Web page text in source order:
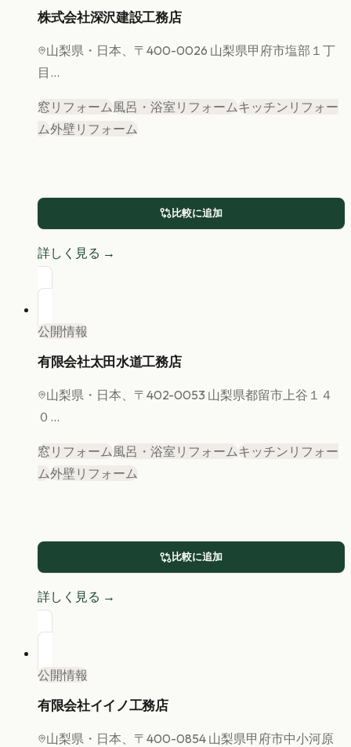
株式会社深沢建設工務店
山梨県 ・日本、〒400-0026 山梨県甲府市塩部１丁
目...
窓リフォーム風呂・浴室リフォームキッチンリフォー
ム外壁リフォーム
比較に追加
詳しく見る →
公開情報
有限会社太田水道工務店
山梨県 ・日本、〒402-0053 山梨県都留市上谷１４
０...
窓リフォーム 風呂・浴室リフォームキッチンリフォー
ム外壁リフォーム
比較に追加
詳しく見る →
公開情報
有限会社イイノ工務店
山梨県 ・日本、〒400-0854 山梨県甲府市中小河原